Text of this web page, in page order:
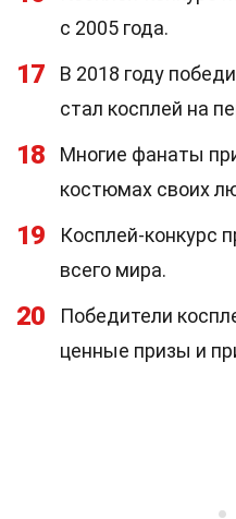
с 2005 года.
17
В 2018 году
стал косплей на
18
Многие фанаты
костюмах своих
19
Косплей-конкурс
всего мира.
20
Победители
ценные призы и